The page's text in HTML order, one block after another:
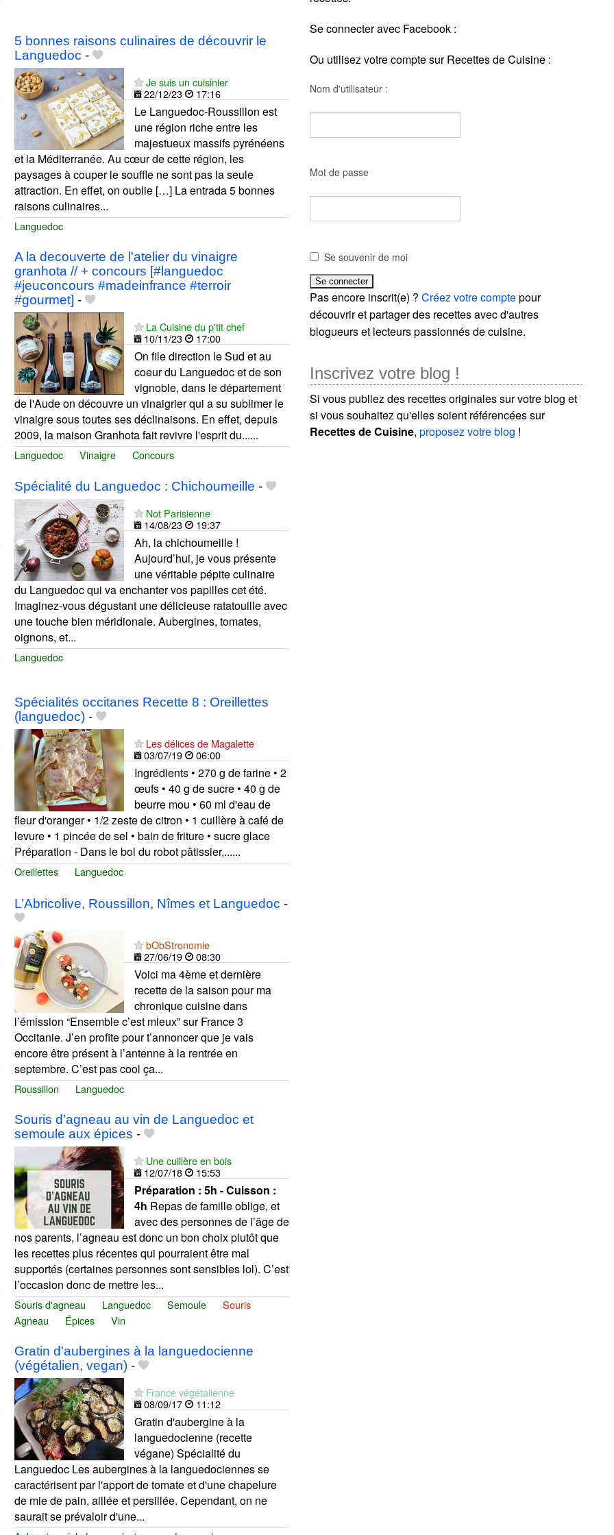
5 bonnes raisons culinaires de découvrir le
Languedoc -
Je suis un cuisinier
22/12/23
17:16
Le Languedoc-Roussillon est
une région riche entre les
majestueux massifs pyrénéens
et la Méditerranée. Au cœur de cette région, les
paysages à couper le souffle ne sont pas la seule
attraction. En effet, on oublie […] La entrada 5 bonnes
raisons culinaires...
Languedoc
A la decouverte de l'atelier du vinaigre
granhota // + concours [#languedoc
#jeuconcours #madeinfrance #terroir
#gourmet] -
La Cuisine du p'tit chef
10/11/23
17:00
On file direction le Sud et au
coeur du Languedoc et de son
vignoble, dans le département
de l'Aude on découvre un vinaigrier qui a su sublimer le
vinaigre sous toutes ses déclinaisons. En effet, depuis
2009, la maison Granhota fait revivre l'esprit du......
Languedoc Vinaigre Concours
Spécialité du Languedoc : Chichoumeille -
Not Parisienne
14/08/23
19:37
Ah, la chichoumeille !
Aujourd’hui, je vous présente
une véritable pépite culinaire
du Languedoc qui va enchanter vos papilles cet été.
Imaginez-vous dégustant une délicieuse ratatouille avec
une touche bien méridionale. Aubergines, tomates,
oignons, et...
Languedoc
Spécialités occitanes Recette 8 : Oreillettes
(languedoc)-
Les délices de Magalette
03/07/19
06:00
Ingrédients • 270 g de farine • 2
œufs • 40 g de sucre • 40 g de
beurre mou • 60 ml d'eau de
fleur d'oranger • 1/2 zeste de citron • 1 cuillère à café de
levure • 1 pincée de sel • bain de friture • sucre glace
Préparation - Dans le bol du robot pâtissier,......
Oreillettes Languedoc
L’Abricolive, Roussillon, Nîmes et Languedoc -
bObStronomie
27/06/19
08:30
Voici ma 4ème et dernière
recette de la saison pour ma
chronique cuisine dans
l’émission “Ensemble c’est mieux” sur France 3
Occitanie. J’en profite pour t’annoncer que je vais
encore être présent à l’antenne à la rentrée en
septembre. C’est pas cool ça...
Roussillon Languedoc
Souris d’agneau au vin de Languedoc et
semoule aux épices -
Une cuillère en bois
12/07/18
15:53
Préparation : 5h - Cuisson :
4h Repas de famille oblige, et
avec des personnes de l’âge de
nos parents, l’agneau est donc un bon choix plutôt que
les recettes plus récentes qui pourraient être mal
supportés (certaines personnes sont sensibles lol). C’est
l’occasion donc de mettre les...
Souris d'agneau Languedoc Semoule
Souris
Agneau
Épices Vin
Gratin d'aubergines à la languedocienne
(végétalien, vegan)-
France végétalienne
08/09/17
11:12
Gratin d'aubergine à la
languedocienne (recette
végane) Spécialité du
Languedoc Les aubergines à la languedociennes se
caractérisent par l'apport de tomate et d'une chapelure
de mie de pain, aillée et persillée. Cependant, on ne
saurait se prévaloir d'une...
Se connecter avec Facebook :
Ou utilisez votre compte sur Recettes de Cuisine :
Nom d'utilisateur :
Mot de passe
Se souvenir de moi
Pas encore inscrit(e) ?Créez votre comptepour
découvrir et partager des recettes avec d'autres
blogueurs et lecteurs passionnés de cuisine.
Inscrivez votre blog !
Si vous publiez des recettes originales sur votre blog et
si vous souhaitez qu'elles soient référencées sur
Recettes de Cuisine,proposez votre blog !